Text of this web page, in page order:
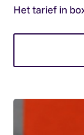
Het tarief in